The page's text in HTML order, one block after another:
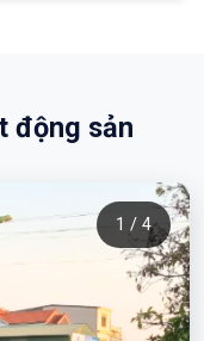
động sản
1 / 4